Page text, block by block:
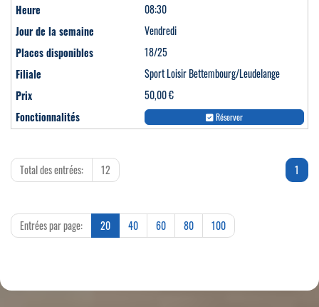
08:30
Vendredi
18/25
Sport Loisir Bettembourg/Leudelange
50,00 €
Réserver
1
Total des entrées: 12
Entrées par page: 20 40 60 80 100